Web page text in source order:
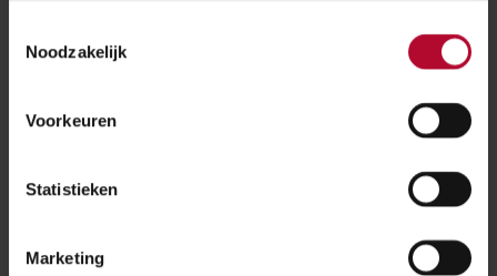
Noodzakelijk
Voorkeuren
Statistieken
Marketing